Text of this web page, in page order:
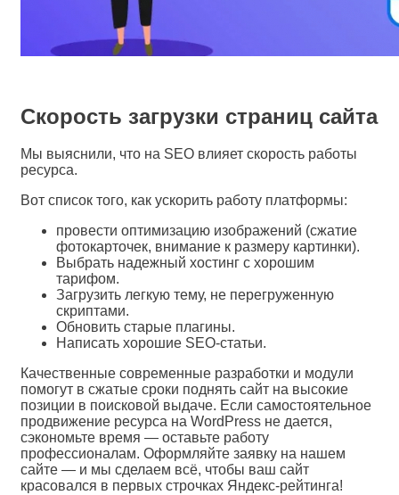
Скорость загрузки страниц сайта
Мы выяснили, что на SEO влияет скорость работы
ресурса.
Вот список того, как ускорить работу платформы:
провести оптимизацию изображений (сжатие
фотокарточек, внимание к размеру картинки).
Выбрать надежный хостинг с хорошим
тарифом.
Загрузить легкую тему, не перегруженную
скриптами.
Обновить старые плагины.
Написать хорошие SEO-статьи.
Качественные современные разработки и модули
помогут в сжатые сроки поднять сайт на высокие
позиции в поисковой выдаче. Если самостоятельное
продвижение ресурса на WordPress не дается,
сэкономьте время — оставьте работу
профессионалам. Оформляйте заявку на нашем
сайте — и мы сделаем всё, чтобы ваш сайт
красовался в первых строчках Яндекс-рейтинга!